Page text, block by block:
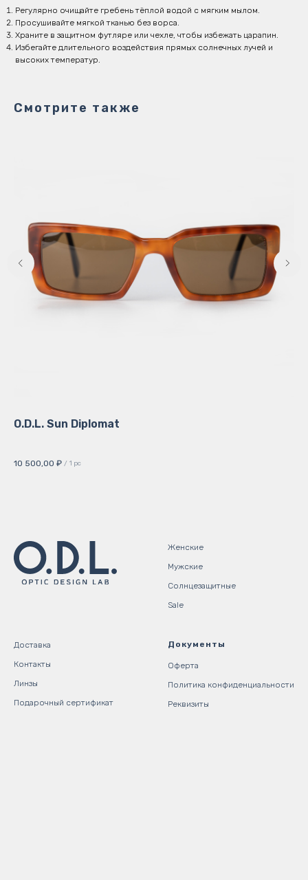
Регулярно очищайте гребень тёплой водой с мягким мылом.
Просушивайте мягкой тканью без ворса.
Храните в защитном футляре или чехле, чтобы избежать царапин.
Избегайте длительного воздействия прямых солнечных лучей и
высоких температур.
Смотрите также
O.D.L. Sun Diplomat
10 500,00 ₽ / 1 pc
Женские
Мужские
Солнцезащитные
Sale
Доставка
Контакты
Линзы
Подарочный сертификат
Документы
Оферта
Политика конфиденциальности
Реквизиты